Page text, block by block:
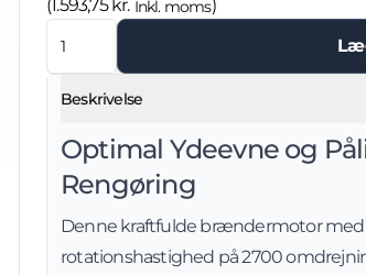
(1.593,75 kr. Inkl. moms)
Beskrivelse
Optimal Ydeevne og
Rengøring
Denne kraftfulde brændermotor
rotationshastighed på 2700